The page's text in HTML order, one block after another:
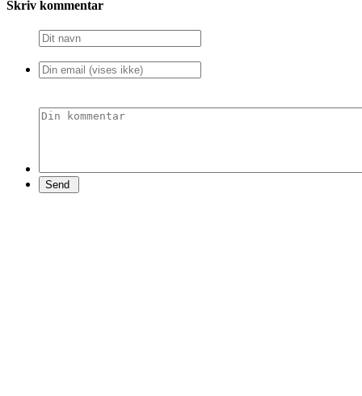
Skriv kommentar